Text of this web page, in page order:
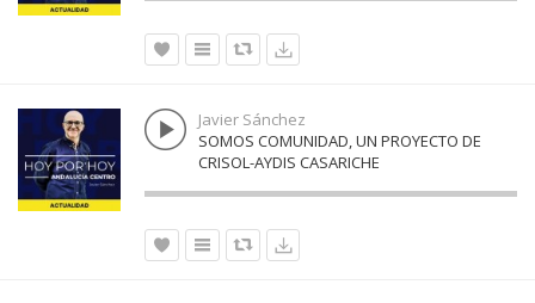
Javier Sánchez
SOMOS COMUNIDAD, UN PROYECTO DE
CRISOL-AYDIS CASARICHE